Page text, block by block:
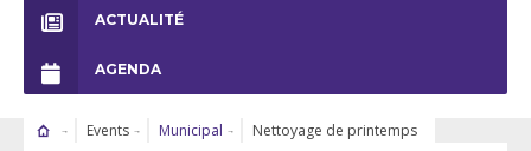
ACTUALITÉ
AGENDA
Events Municipal Nettoyage de printemps